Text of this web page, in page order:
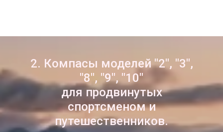
2. Компасы моделей "2", "3",
"8", "9", "10"
для продвинутых
спортсменом и
путешественников.